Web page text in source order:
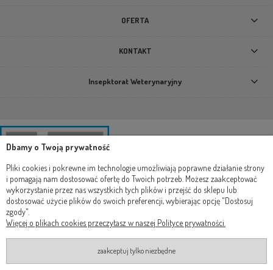
OFERTA
KONTAKT
Insepktorat Weterynaryjny
Dbamy o Twoją prywatność
Pliki cookies i pokrewne im technologie umożliwiają poprawne działanie strony
i pomagają nam dostosować ofertę do Twoich potrzeb. Możesz zaakceptować
wykorzystanie przez nas wszystkich tych plików i przejść do sklepu lub
dostosować użycie plików do swoich preferencji, wybierając opcję "Dostosuj
zgody".
Więcej o plikach cookies przeczytasz w naszej Polityce prywatności.
zaakceptuj tylko niezbędne